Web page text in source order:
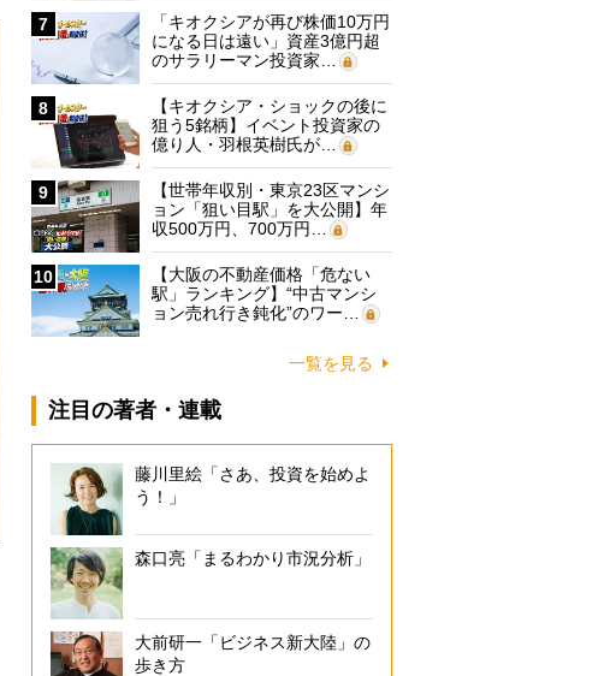
7
「キオクシアが再び株価10万円
になる日は遠い」資産3億円超
のサラリーマン投資家…
8
【キオクシア・ショックの後に
狙う5銘柄】イベント投資家の
億り人・羽根英樹氏が…
9
【世帯年収別・東京23区マンシ
ョン「狙い目駅」を大公開】年
収500万円、700万円…
10
【大阪の不動産価格「危ない
駅」ランキング】“中古マンシ
ョン売れ行き鈍化”のワー…
一覧を見る
注目の著者・連載
藤川里絵「さあ、投資を始めよ
う！」
森口亮「まるわかり市況分析」
大前研一「ビジネス新大陸」の
歩き方